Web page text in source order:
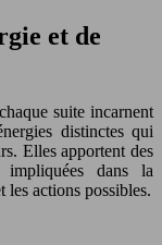
et de
suite incarnent
distinctes qui
Elles apportent des
impliquées dans la
les actions possibles.